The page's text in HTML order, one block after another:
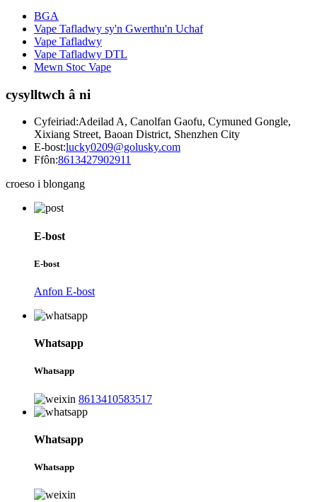
BGA
Vape Tafladwy sy'n Gwerthu'n Uchaf
Vape Tafladwy
Vape Tafladwy DTL
Mewn Stoc Vape
cysylltwch â ni
Cyfeiriad:Adeilad A, Canolfan Gaofu, Cymuned Gongle,
Xixiang Street, Baoan District, Shenzhen City
E-bost:lucky0209@golusky.com
Ffôn:8613427902911
croeso i blongang
E-bost
E-bost
Anfon E-bost
Whatsapp
Whatsapp
8613410583517
Whatsapp
Whatsapp